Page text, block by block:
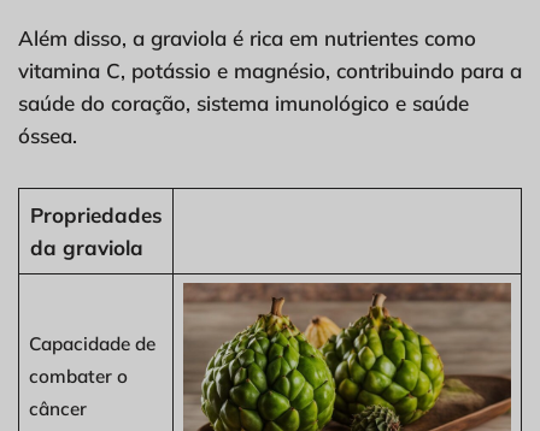
Além disso, a graviola é rica em nutrientes como
vitamina C, potássio e magnésio, contribuindo para a
saúde do coração, sistema imunológico e saúde
óssea.
Propriedades
da graviola
Capacidade de
combater o
câncer